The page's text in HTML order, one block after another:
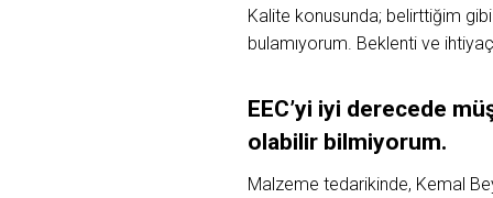
Kalite konusunda; belirttiğim
bulamıyorum. Beklenti ve
EEC’yi iyi derecede
olabilir bilmiyorum.
Malzeme tedarikinde, Kemal